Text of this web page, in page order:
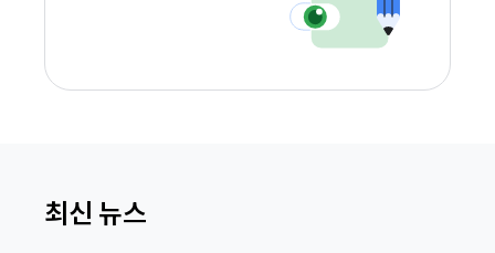
최신 뉴스